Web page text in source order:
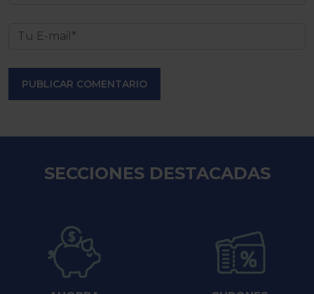
PUBLICAR COMENTARIO
SECCIONES DESTACADAS